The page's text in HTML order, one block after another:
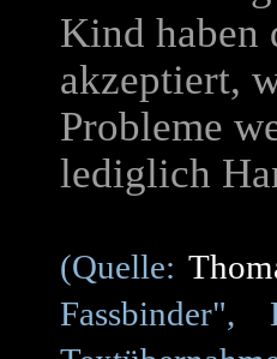
Kind haben
akzeptiert,
Probleme
lediglich
(Quelle: